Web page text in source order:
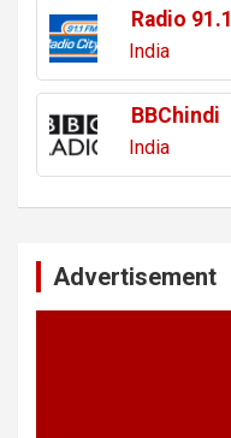
Radio 91.1
India
BBChindi
India
Advertisement